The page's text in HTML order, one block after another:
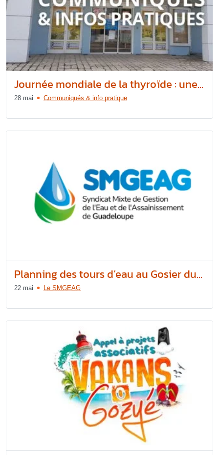
Journée mondiale de la thyroïde : une...
28 mai Communiqués & info pratique
Planning des tours d’eau au Gosier du...
22 mai Le SMGEAG